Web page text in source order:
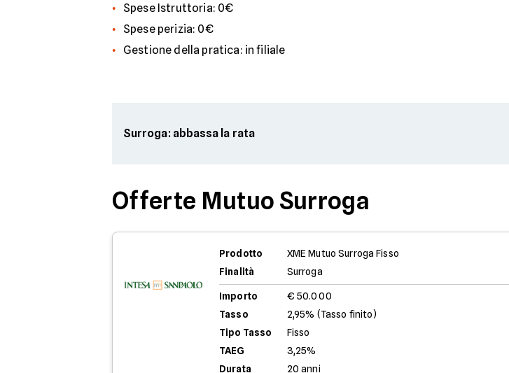
Spese Istruttoria: 0€
Spese perizia: 0€
Gestione della pratica: in filiale
Surroga: abbassa la rata
Offerte Mutuo Surroga
Prodotto
XME Mutuo Surroga Fisso
Finalità
Surroga
Importo
€ 50.000
Tasso
2,95% (Tasso finito)
Tipo Tasso
Fisso
TAEG
3,25%
Durata
20 anni